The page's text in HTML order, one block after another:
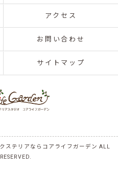
アクセス
お問い合わせ
サイトマップ
テリアならコアライフガーデン ALL